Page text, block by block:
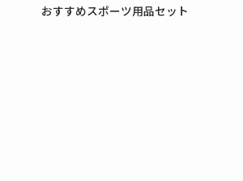
おすすめスポーツ用品セット